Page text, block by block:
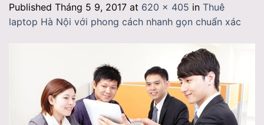
Published Tháng 5 9, 2017 at 620 × 405 in Thuê
laptop Hà Nội với phong cách nhanh gọn chuẩn xác